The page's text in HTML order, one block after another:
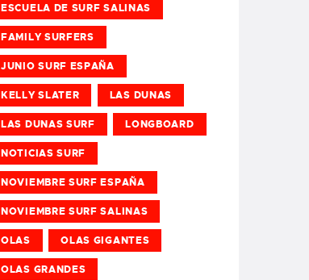
ESCUELA DE SURF SALINAS
FAMILY SURFERS
JUNIO SURF ESPAÑA
KELLY SLATER LAS DUNAS
LAS DUNAS SURF LONGBOARD
NOTICIAS SURF
NOVIEMBRE SURF ESPAÑA
NOVIEMBRE SURF SALINAS
OLAS OLAS GIGANTES
OLAS GRANDES